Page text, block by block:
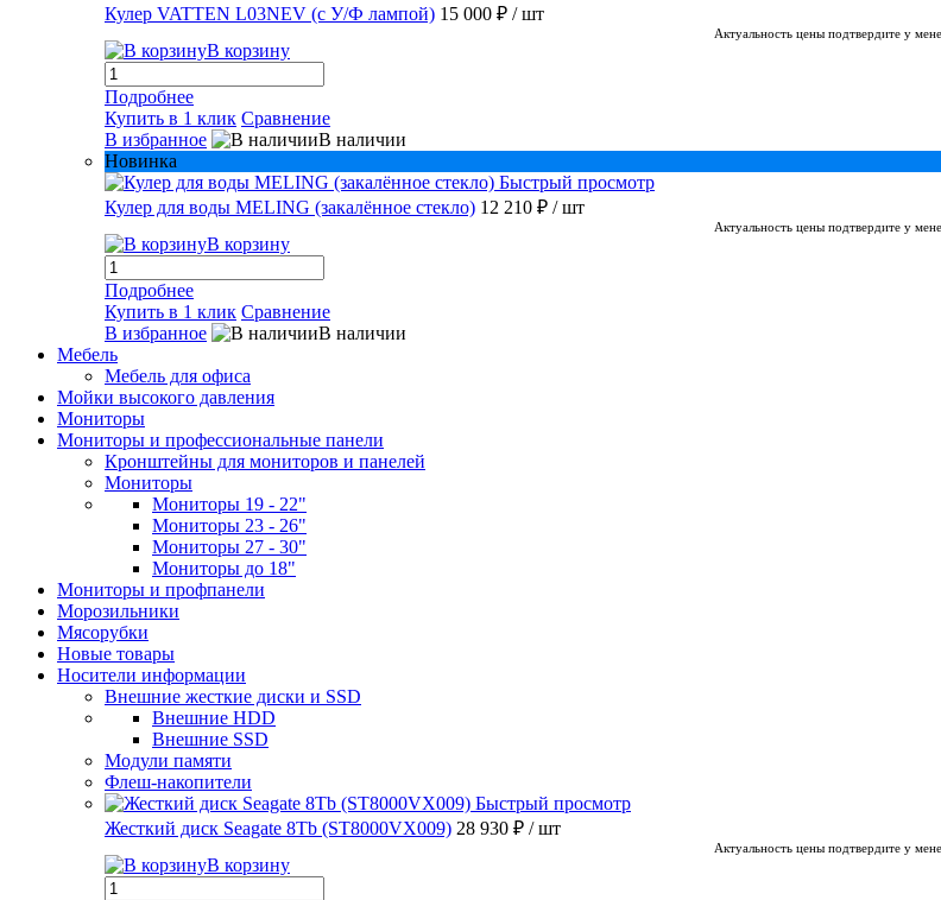
Кулер VATTEN L03NEV (с У/Ф лампой) 15 000 ₽ / шт
Актуальность цены подтвердите у
В корзину
Подробнее
Купить в 1 клик Сравнение
В избранное
В наличии
Новинка
Быстрый просмотр
Кулер для воды MELING (закалённое стекло) 12 210 ₽ / шт
Актуальность цены подтвердите у
В корзину
Подробнее
Купить в 1 клик Сравнение
В избранное
В наличии
Мебель
Мебель для офиса
Мойки высокого давления
Мониторы
Мониторы и профессиональные панели
Кронштейны для мониторов и панелей
Мониторы
Мониторы 19 - 22"
Мониторы 23 - 26"
Мониторы 27 - 30"
Мониторы до 18"
Мониторы и профпанели
Морозильники
Мясорубки
Новые товары
Носители информации
Внешние жесткие диски и SSD
Внешние HDD
Внешние SSD
Модули памяти
Флеш-накопители
Быстрый просмотр
Жесткий диск Seagate 8Tb (ST8000VX009) 28 930 ₽ / шт
Актуальность цены подтвердите у
В корзину